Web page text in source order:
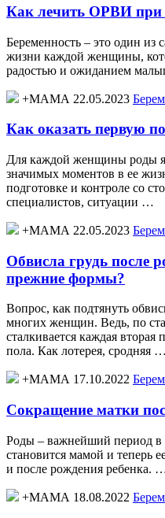
Как лечить ОРВИ при
Беременность – это один из
жизни каждой женщины,
радостью и ожиданием
+МАМА 22.05.2023
Как оказать первую
Для каждой женщины роды
значимых моментов в ее
подготовке и контроле со
специалистов, ситуации …
+МАМА 22.05.2023
Обвисла грудь после
прежние формы?
Вопрос, как подтянуть
многих женщин. Ведь, по
сталкивается каждая вторая
пола. Как лотерея, сродняя …
+МАМА 17.10.2022
Сокращение матки
Роды – важнейший период
становится мамой и теперь
и после рождения ребенка.
+МАМА 18.08.2022